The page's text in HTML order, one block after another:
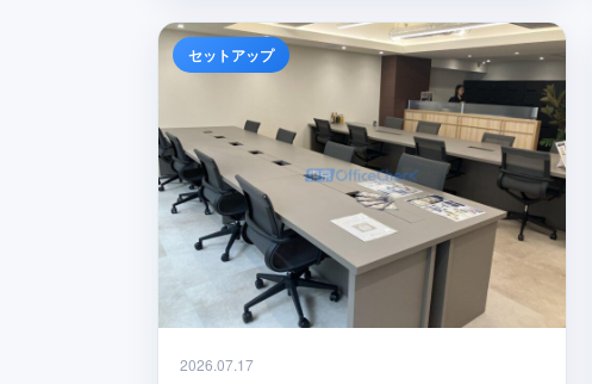
セットアップ
2026.07.17